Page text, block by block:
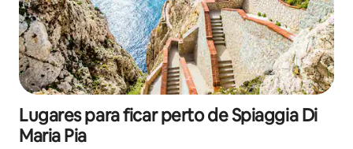
Lugares para ficar perto de Spiaggia Di
Maria Pia